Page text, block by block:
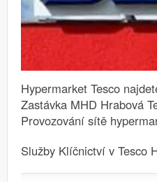
Hypermarket Tesco
Zastávka MHD Hrabová
Provozování sítě
Služby Klíčnictví v Tesco